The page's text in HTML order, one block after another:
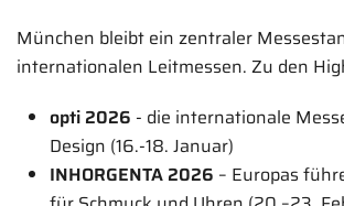
München bleibt ein zentraler
internationalen Leitmessen. Zu den
opti 2026 - die internationale
Design (16.-18. Januar)
INHORGENTA 2026 – Europas